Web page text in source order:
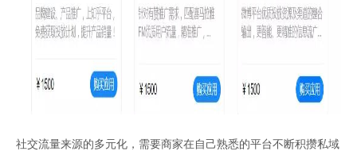
社交流量来源的多元化，需要商家在自己熟悉的平台不断积攒私域